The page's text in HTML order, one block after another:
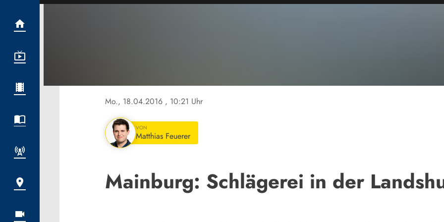
Mo., 18.04.2016 , 10:21 Uhr
VON
Matthias Feuerer
Mainburg: Schlägerei in der